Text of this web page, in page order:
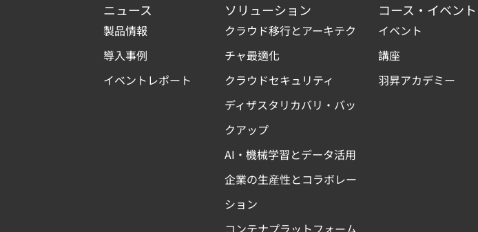
ニュース
製品情報
導入事例
イベントレポート
ソリューション
クラウド移行とアーキテク
チャ最適化
クラウドセキュリティ
ディザスタリカバリ・バッ
クアップ
AI・機械学習とデータ活用
企業の生産性とコラボレー
ション
コンテナプラットフォーム
コース・イベント
イベント
講座
羽昇アカデミー